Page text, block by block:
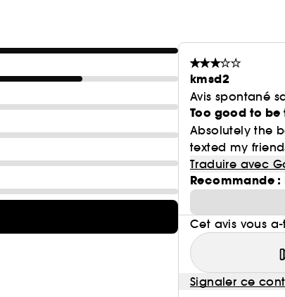
kmsd2
Avis spontané
Too good to be
Absolutely the
texted my
Traduire avec
Recommande :
Cet avis vous
Signaler ce